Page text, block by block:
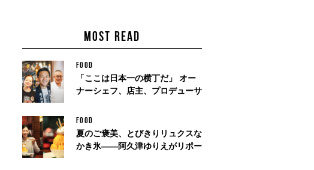
MOST READ
FOOD
「ここは日本一の横丁だ」 オー
ナーシェフ、店主、プロデューサ
FOOD
夏のご褒美、とびきりリュクスな
かき氷——阿久津ゆりえがリポー